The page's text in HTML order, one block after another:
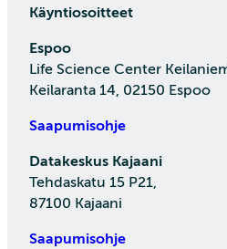
Käyntiosoitteet
Espoo
Life Science Center
Keilaranta 14, 02150 Espoo
Saapumisohje
Datakeskus Kajaani
Tehdaskatu 15 P21,
87100 Kajaani
Saapumisohje